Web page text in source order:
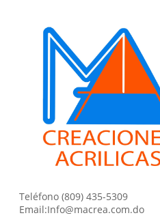
Teléfono (809) 435-5309
Email:Info@macrea.com.do